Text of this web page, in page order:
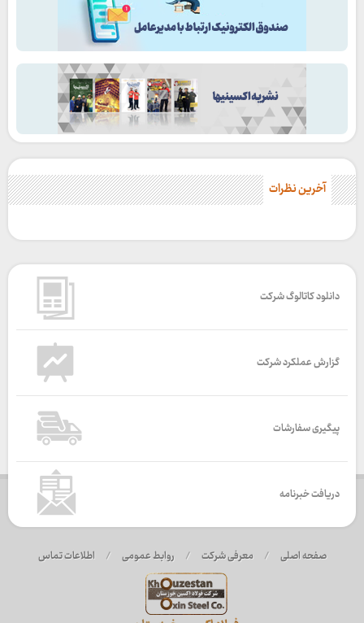
آخرین نظرات
دانلود کاتالوگ شرکت
گزارش عملکرد شرکت
پیگیری سفارشات
دریافت خبرنامه
صفحه اصلی / معرفی شرکت / روابط عمومی / اطلاعات تماس